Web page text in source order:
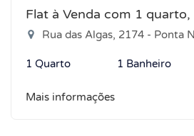
Flat à Venda com 1 quarto,
Rua das Algas, 2174 - Ponta
1 Quarto 1 Banheiro
Mais informações